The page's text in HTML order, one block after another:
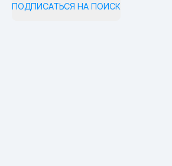
ПОДПИСАТЬСЯ НА ПОИСК